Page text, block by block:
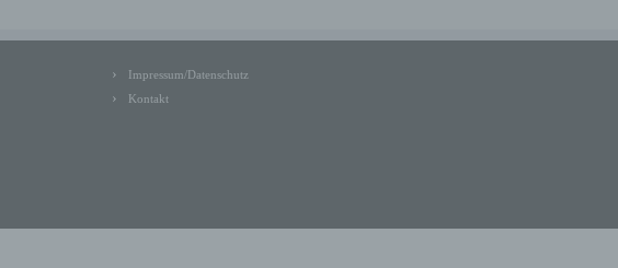
Impressum/Datenschutz
Kontakt